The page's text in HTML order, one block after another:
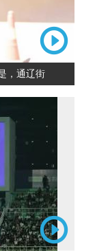
，通辽街